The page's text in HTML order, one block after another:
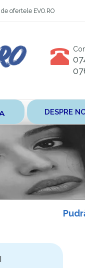
ofertele EVO.RO
DESPRE